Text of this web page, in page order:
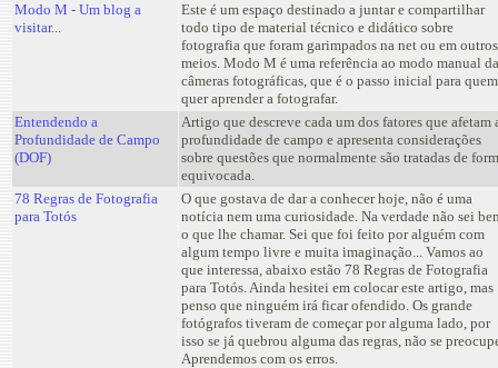
Modo M - Um blog a
visitar...
Este é um espaço destinado a juntar e compartilhar
todo tipo de material técnico e didático sobre
fotografia que foram garimpados na net ou em outros
meios. Modo M é uma referência ao modo manual
câmeras fotográficas, que é o passo inicial para quem
quer aprender a fotografar.
Entendendo a
Profundidade de Campo
(DOF)
Artigo que descreve cada um dos fatores que afetam
profundidade de campo e apresenta considerações
sobre questões que normalmente são tratadas de
equivocada.
78 Regras de Fotografia
para Totós
O que gostava de dar a conhecer hoje, não é uma
notícia nem uma curiosidade. Na verdade não sei
o que lhe chamar. Sei que foi feito por alguém com
algum tempo livre e muita imaginação... Vamos ao
que interessa, abaixo estão 78 Regras de Fotografia
para Totós. Ainda hesitei em colocar este artigo, mas
penso que ninguém irá ficar ofendido. Os grande
fotógrafos tiveram de começar por alguma lado, por
isso se já quebrou alguma das regras, não se
Aprendemos com os erros.